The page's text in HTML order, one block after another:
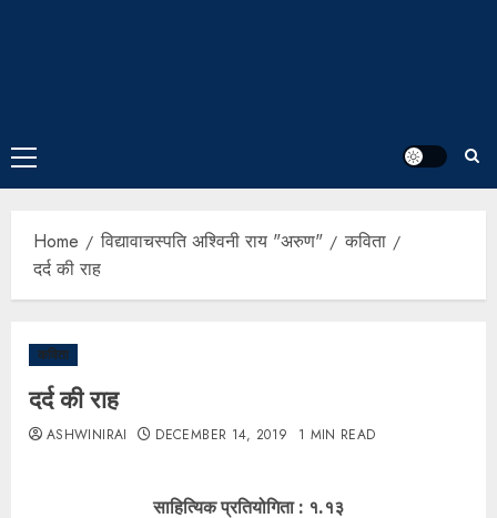
Home विद्यावाचस्पति अश्विनी राय "अरुण"
कविता
दर्द की राह
कविता
दर्द की राह
ASHWINIRAI DECEMBER 14, 2019 1 MIN READ
साहित्यिक प्रतियोगिता : १.१३